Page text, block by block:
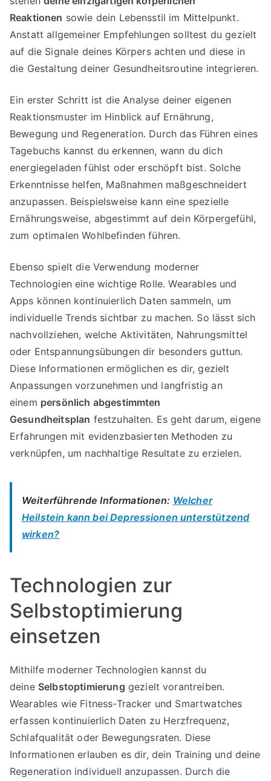
Reaktionen sowie dein Lebensstil im Mittelpunkt.
Anstatt allgemeiner Empfehlungen solltest du gezielt
auf die Signale deines Körpers achten und diese in
die Gestaltung deiner Gesundheitsroutine integrieren.
Ein erster Schritt ist die Analyse deiner eigenen
Reaktionsmuster im Hinblick auf Ernährung,
Bewegung und Regeneration. Durch das Führen eines
Tagebuchs kannst du erkennen, wann du dich
energiegeladen fühlst oder erschöpft bist. Solche
Erkenntnisse helfen, Maßnahmen maßgeschneidert
anzupassen. Beispielsweise kann eine spezielle
Ernährungsweise, abgestimmt auf dein Körpergefühl,
zum optimalen Wohlbefinden führen.
Ebenso spielt die Verwendung moderner
Technologien eine wichtige Rolle. Wearables und
Apps können kontinuierlich Daten sammeln, um
individuelle Trends sichtbar zu machen. So lässt sich
nachvollziehen, welche Aktivitäten, Nahrungsmittel
oder Entspannungsübungen dir besonders guttun.
Diese Informationen ermöglichen es dir, gezielt
Anpassungen vorzunehmen und langfristig an
einem persönlich abgestimmten
Gesundheitsplan festzuhalten. Es geht darum, eigene
Erfahrungen mit evidenzbasierten Methoden zu
verknüpfen, um nachhaltige Resultate zu erzielen.
Weiterführende Informationen: Welcher
Heilstein kann bei Depressionen unterstützend
wirken?
Technologien zur
Selbstoptimierung
einsetzen
Mithilfe moderner Technologien kannst du
deine Selbstoptimierung gezielt vorantreiben.
Wearables wie Fitness-Tracker und Smartwatches
erfassen kontinuierlich Daten zu Herzfrequenz,
Schlafqualität oder Bewegungsraten. Diese
Informationen erlauben es dir, dein Training und deine
Regeneration individuell anzupassen. Durch die